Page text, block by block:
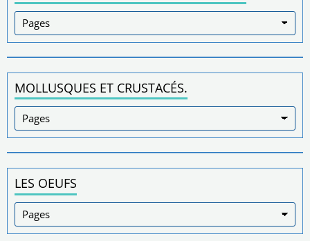
MOLLUSQUES ET CRUSTACÉS.
LES OEUFS